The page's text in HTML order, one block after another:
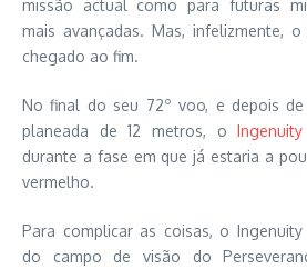
missão actual como para futuras
mais avançadas. Mas, infelizmente,
chegado ao fim.
No final do seu 72º voo, e depois
planeada de 12 metros, o
durante a fase em que já estaria a
vermelho.
Para complicar as coisas, o
do campo de visão do